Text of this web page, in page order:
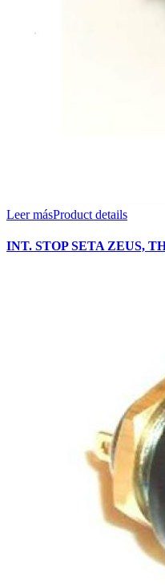
Leer másProduct details
INT. STOP SETA ZEUS,